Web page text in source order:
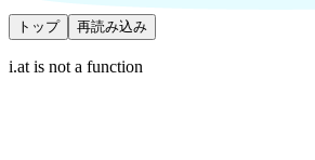
トップ 再読み込み
i.at is not a function